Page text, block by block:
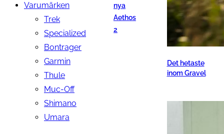
Varumärken
Trek
Specialized
Bontrager
Garmin
Thule
Muc-Off
Shimano
Umara
nya
Aethos
2
Det hetaste
inom Gravel